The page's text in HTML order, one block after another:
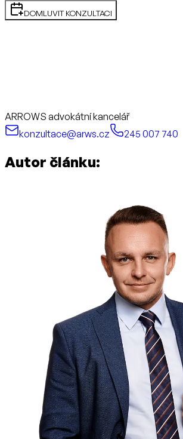
DOMLUVIT KONZULTACI
ARROWS advokátní kancelář
konzultace@arws.cz
245 007 740
Autor článku: